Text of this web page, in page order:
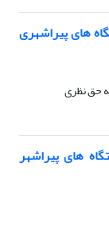
های پیراشهری
حق نظری
های پیراشهر